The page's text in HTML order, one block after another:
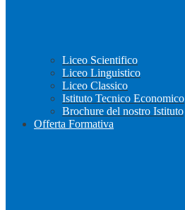
Liceo Scientifico
Liceo Linguistico
Liceo Classico
Istituto Tecnico Economico
Brochure del nostro Istituto
Offerta Formativa